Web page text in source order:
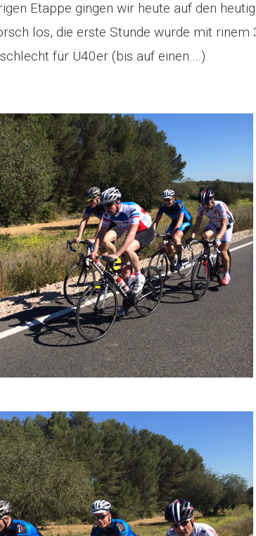
Etappe gingen wir heute auf den
los, die erste Stunde wurde mit rinem
für Ü40er (bis auf einen….).